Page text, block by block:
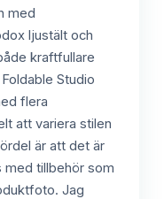
med
ljustält och
kraftfullare
Studio
flera
att variera stilen
är att det är
med tillbehör som
Jag